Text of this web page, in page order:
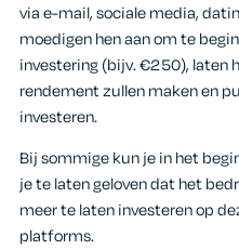
via e-mail, sociale media,
moedigen hen aan om te
investering (bijv. €250), laten
rendement zullen maken en
investeren.
Bij sommige kun je in het
je te laten geloven dat het
meer te laten investeren op
platforms.